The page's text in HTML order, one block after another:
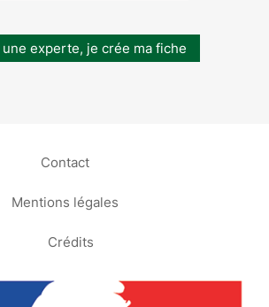
experte, je crée ma fiche
Contact
Mentions légales
Crédits